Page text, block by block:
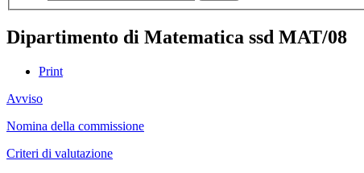
Dipartimento di Matematica ssd MAT/08
Print
Avviso
Nomina della commissione
Criteri di valutazione